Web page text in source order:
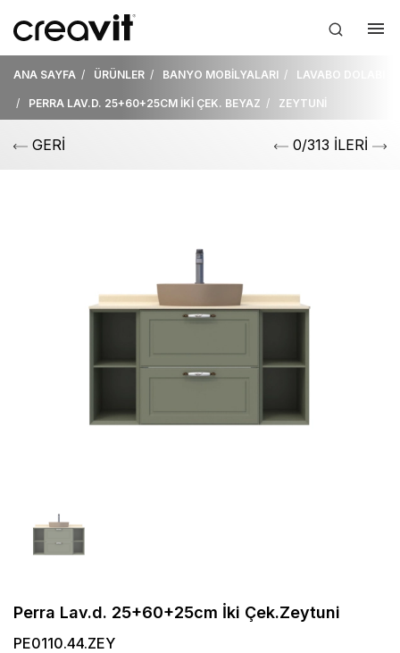
ANA SAYFA ÜRÜNLER BANYO MOBİLYALARI LAVABO DOLABI
PERRA LAV.D. 25+60+25CM İKİ ÇEK. BEYAZ ZEYTUNİ
GERİ 0/313 İLERİ
Perra Lav.d. 25+60+25cm İki Çek.Zeytuni
PE0110.44.ZEY